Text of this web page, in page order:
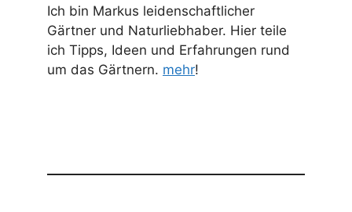
Ich bin Markus leidenschaftlicher
Gärtner und Naturliebhaber. Hier teile
ich Tipps, Ideen und Erfahrungen rund
um das Gärtnern. mehr!